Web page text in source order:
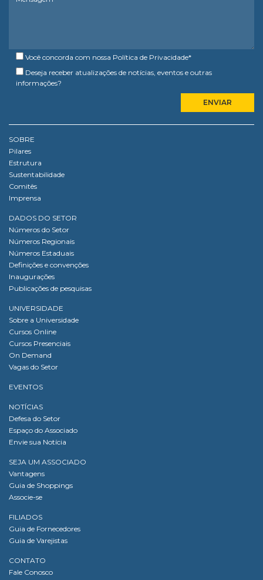
Você concorda com nossa Política de Privacidade*
Deseja receber atualizações de notícias, eventos e outras
informações?
SOBRE
Pilares
Estrutura
Sustentabilidade
Comitês
Imprensa
DADOS DO SETOR
Números do Setor
Números Regionais
Números Estaduais
Definições e convenções
Inaugurações
Publicações de pesquisas
UNIVERSIDADE
Sobre a Universidade
Cursos Online
Cursos Presenciais
On Demand
Vagas do Setor
EVENTOS
NOTÍCIAS
Defesa do Setor
Espaço do Associado
Envie sua Notícia
SEJA UM ASSOCIADO
Vantagens
Guia de Shoppings
Associe-se
FILIADOS
Guia de Fornecedores
Guia de Varejistas
CONTATO
Fale Conosco